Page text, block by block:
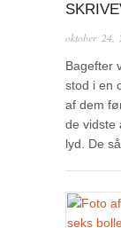
oktober 24,
Bagefter
stod i en
af dem
de vidste
lyd. De